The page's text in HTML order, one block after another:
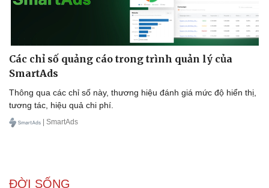
Các chỉ số quảng cáo trong trình quản lý của
SmartAds
Thông qua các chỉ số này, thương hiệu đánh giá mức độ hiển thị,
tương tác, hiệu quả chi phí.
| SmartAds
ĐỜI SỐNG